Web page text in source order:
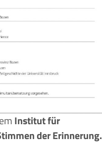
Institut für
der Erinnerung.